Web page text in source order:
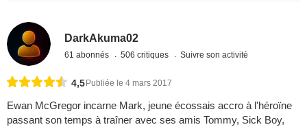
DarkAkuma02
61 abonnés 506 critiques Suivre son activité
4,5 Publiée le 4 mars 2017
Ewan McGregor incarne Mark, jeune écossais accro à l'héroïne
passant son temps à traîner avec ses amis Tommy, Sick Boy,